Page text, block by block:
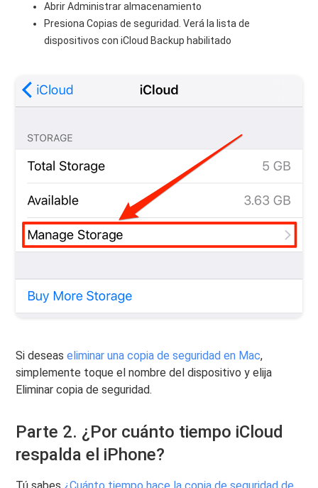
Abrir Administrar almacenamiento
Presiona Copias de seguridad. Verá la lista de
dispositivos con iCloud Backup habilitado
Si deseaseliminar una copia de seguridad en Mac,
simplemente toque el nombre del dispositivo y elija
Eliminar copia de seguridad.
Parte 2. ¿Por cuánto tiempo iCloud
respalda el iPhone?